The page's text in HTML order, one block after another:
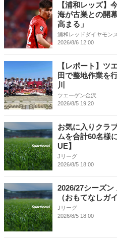
【浦和レッズ】
海が古巣との開
高まる」
浦和レッドダイヤモン
2026/8/6 12:00
【レポート】ツ
田で整地作業を
川
ツエーゲン金沢
2026/8/5 19:20
お気に入りクラ
ムを合計60名様
UE】
Jリーグ
2026/8/5 18:00
2026/27シーズ
（おもてなしガ
Jリーグ
2026/8/5 18:00